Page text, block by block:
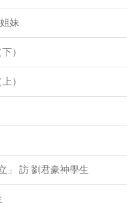
妹
）
）
」 訪 劉君豪神學生